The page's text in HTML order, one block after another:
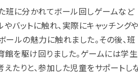
班に分かれてボール回しゲームなど
バットに触れ、実際にキャッチングや
ールの魅力に触れました。その後、班
を駆け回りました。ゲームには学生
たりと、参加した児童をサポートし